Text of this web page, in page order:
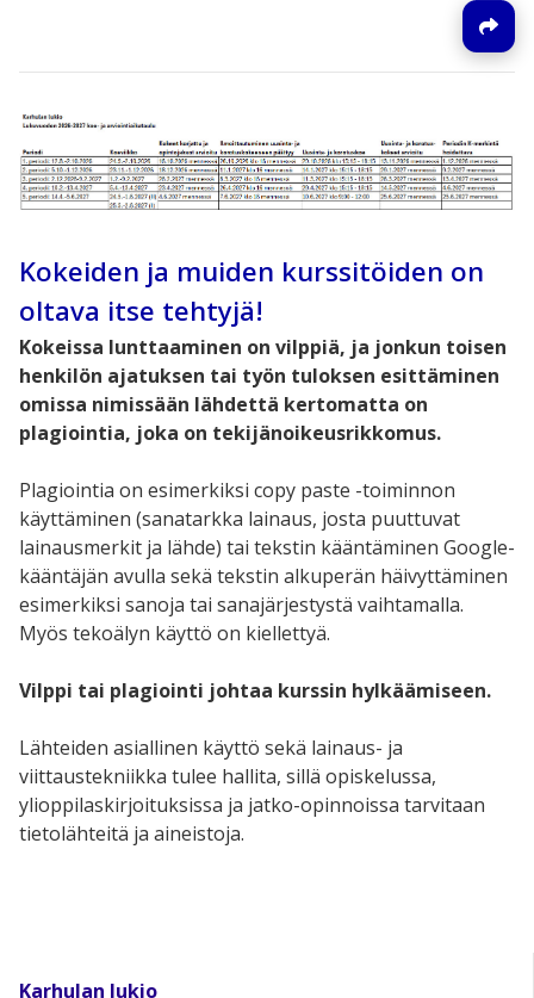
Kokeiden ja muiden kurssitöiden on
oltava itse tehtyjä!
Kokeissa lunttaaminen on vilppiä, ja jonkun toisen
henkilön ajatuksen tai työn tuloksen esittäminen
omissa nimissään lähdettä kertomatta on
plagiointia, joka on tekijänoikeusrikkomus.
Plagiointia on esimerkiksi copy paste -toiminnon
käyttäminen (sanatarkka lainaus, josta puuttuvat
lainausmerkit ja lähde) tai tekstin kääntäminen Google-
kääntäjän avulla sekä tekstin alkuperän häivyttäminen
esimerkiksi sanoja tai sanajärjestystä vaihtamalla.
Myös tekoälyn käyttö on kiellettyä.
Vilppi tai plagiointi johtaa kurssin hylkäämiseen.
Lähteiden asiallinen käyttö sekä lainaus- ja
viittaustekniikka tulee hallita, sillä opiskelussa,
ylioppilaskirjoituksissa ja jatko-opinnoissa tarvitaan
tietolähteitä ja aineistoja.
Karhulan lukio